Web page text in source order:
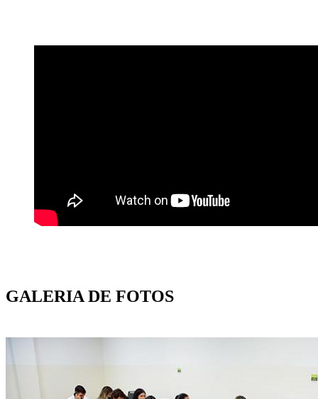
GALERIA DE FOTOS